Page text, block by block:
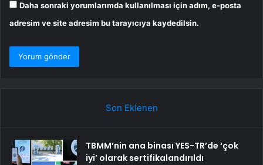
Daha sonraki yorumlarımda kullanılması için adım, e-posta
adresim ve site adresim bu tarayıcıya kaydedilsin.
Son Eklenen
TBMM’nin ana binası YES-TR’de ‘çok
iyi’ olarak sertifikalandırıldı